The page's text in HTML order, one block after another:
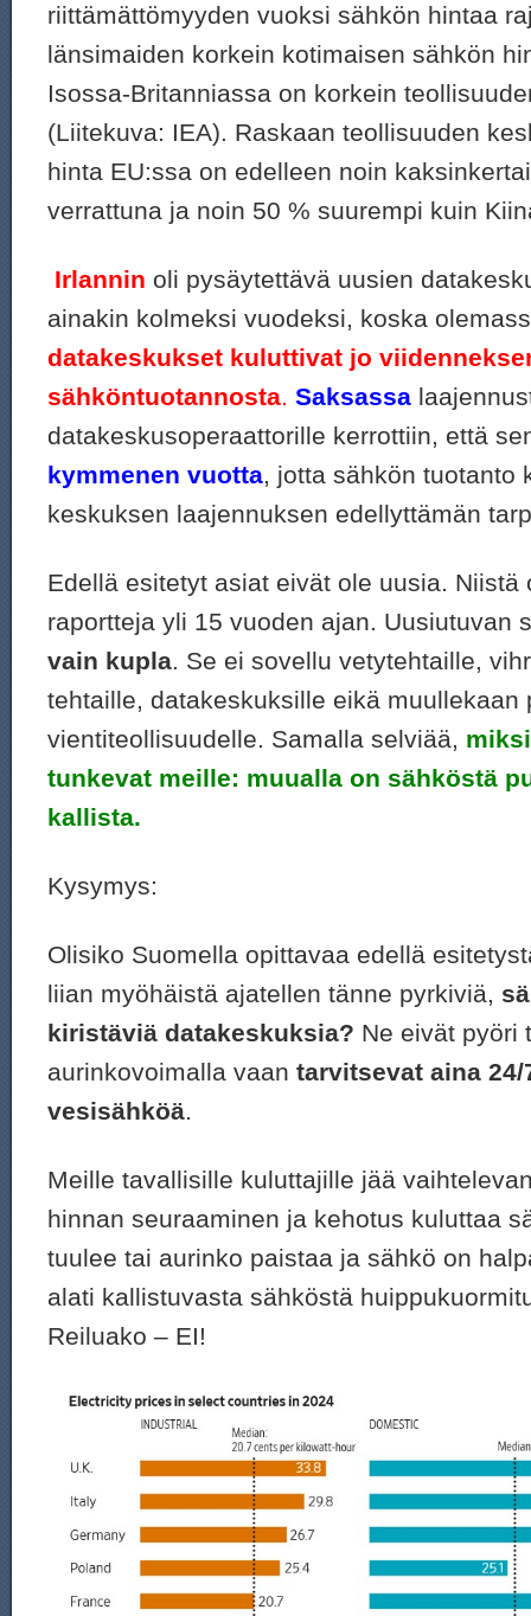
riittämättömyyden vuoksi sähkön hintaa
länsimaiden korkein kotimaisen sähkön
Isossa-Britanniassa on korkein
(Liitekuva: IEA). Raskaan teollisuuden
hinta EU:ssa on edelleen noin
verrattuna ja noin 50 % suurempi kuin
Irlannin oli pysäytettävä uusien
ainakin kolmeksi vuodeksi, koska
datakeskukset kuluttivat jo
sähköntuotannosta. Saksassa
datakeskusoperaattorille kerrottiin, että
kymmenen vuotta, jotta sähkön tuotanto
keskuksen laajennuksen edellyttämän
Edellä esitetyt asiat eivät ole uusia. Niistä
raportteja yli 15 vuoden ajan. Uusiutuvan
vain kupla. Se ei sovellu vetytehtaille,
tehtaille, datakeskuksille eikä muullekaan
vientiteollisuudelle. Samalla selviää,
tunkevat meille: muualla on sähköstä
kallista.
Kysymys:
Olisiko Suomella opittavaa edellä
liian myöhäistä ajatellen tänne pyrkiviä,
kiristäviä datakeskuksia? Ne eivät pyöri
aurinkovoimalla vaan tarvitsevat aina 24/
vesisähköä.
Meille tavallisille kuluttajille jää
hinnan seuraaminen ja kehotus kuluttaa
tuulee tai aurinko paistaa ja sähkö on
alati kallistuvasta sähköstä
Reiluako – EI!